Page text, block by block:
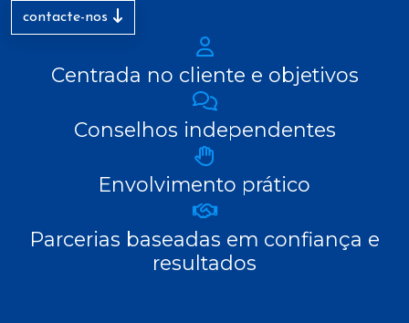
contacte-nos
Centrada no cliente e objetivos
Conselhos independentes
Envolvimento prático
Parcerias baseadas em confiança e
resultados